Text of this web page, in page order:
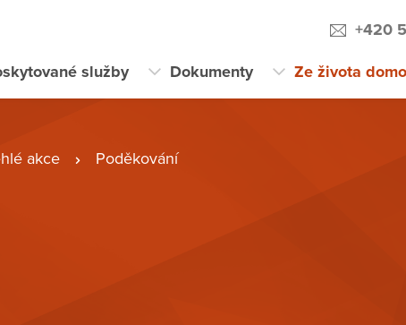
+420
služby Dokumenty Ze života
akce Poděkování